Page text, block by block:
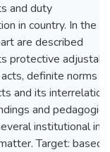
and duty
in country. In the
are described
protective
definite norms of
and its interrelation,
and
institutional in
Target: based